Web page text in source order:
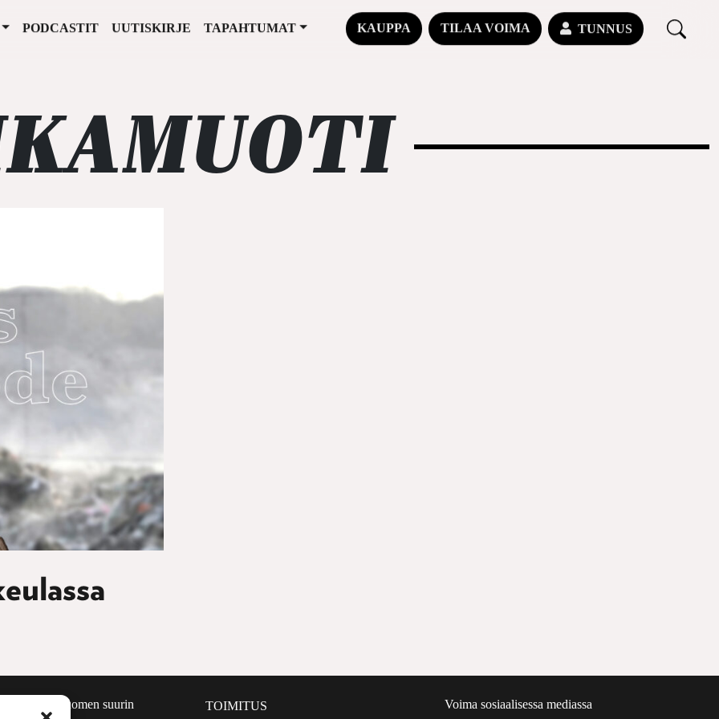
PODCASTIT UUTISKIRJE TAPAHTUMAT KAUPPA TILAA VOIMA TUNNUS
Suomen suurin
TOIMITUS Voima sosiaalisessa mediassa